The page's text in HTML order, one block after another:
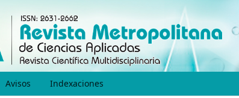
Avisos Indexaciones